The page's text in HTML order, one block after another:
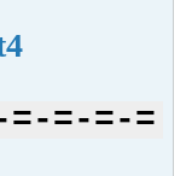
=-=-=-